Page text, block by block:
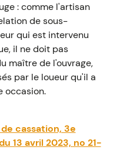
: comme l'artisan
de sous-
qui est intervenu
il ne doit pas
maître de l'ouvrage,
par le loueur qu'il a
occasion.
cassation, 3e
13 avril 2023, no 21-